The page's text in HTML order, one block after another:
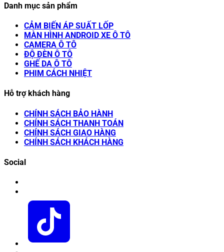
Danh mục sản phẩm
CẢM BIẾN ÁP SUẤT LỐP
MÀN HÌNH ANDROID XE Ô TÔ
CAMERA Ô TÔ
ĐỘ ĐÈN Ô TÔ
GHẾ DA Ô TÔ
PHIM CÁCH NHIỆT
Hỗ trợ khách hàng
CHÍNH SÁCH BẢO HÀNH
CHÍNH SÁCH THANH TOÁN
CHÍNH SÁCH GIAO HÀNG
CHÍNH SÁCH KHÁCH HÀNG
Social